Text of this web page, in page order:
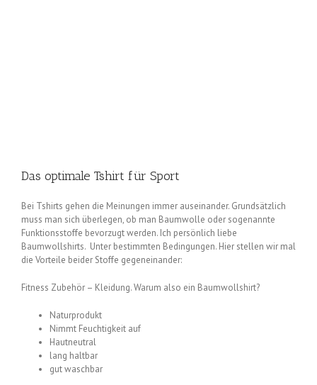
Das optimale Tshirt für Sport
Bei Tshirts gehen die Meinungen immer auseinander. Grundsätzlich
muss man sich überlegen, ob man Baumwolle oder sogenannte
Funktionsstoffe bevorzugt werden. Ich persönlich liebe
Baumwollshirts. Unter bestimmten Bedingungen. Hier stellen wir mal
die Vorteile beider Stoffe gegeneinander:
Fitness Zubehör – Kleidung. Warum also ein Baumwollshirt?
Naturprodukt
Nimmt Feuchtigkeit auf
Hautneutral
lang haltbar
gut waschbar